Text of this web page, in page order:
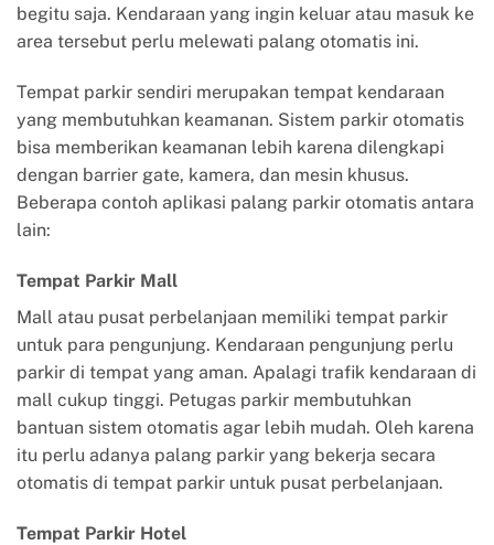
begitu saja. Kendaraan yang ingin keluar atau masuk ke
area tersebut perlu melewati palang otomatis ini.
Tempat parkir sendiri merupakan tempat kendaraan
yang membutuhkan keamanan. Sistem parkir otomatis
bisa memberikan keamanan lebih karena dilengkapi
dengan barrier gate, kamera, dan mesin khusus.
Beberapa contoh aplikasi palang parkir otomatis antara
lain:
Tempat Parkir Mall
Mall atau pusat perbelanjaan memiliki tempat parkir
untuk para pengunjung. Kendaraan pengunjung perlu
parkir di tempat yang aman. Apalagi trafik kendaraan di
mall cukup tinggi. Petugas parkir membutuhkan
bantuan sistem otomatis agar lebih mudah. Oleh karena
itu perlu adanya palang parkir yang bekerja secara
otomatis di tempat parkir untuk pusat perbelanjaan.
Tempat Parkir Hotel